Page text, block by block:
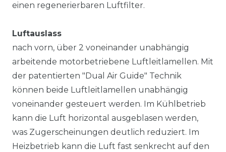
einen regenerierbaren Luftfilter.
Luftauslass
nach vorn, über 2 voneinander unabhängig
arbeitende motorbetriebene Luftleitlamellen. Mit
der patentierten "Dual Air Guide" Technik
können beide Luftleitlamellen unabhängig
voneinander gesteuert werden. Im Kühlbetrieb
kann die Luft horizontal ausgeblasen werden,
was Zugerscheinungen deutlich reduziert. Im
Heizbetrieb kann die Luft fast senkrecht auf den